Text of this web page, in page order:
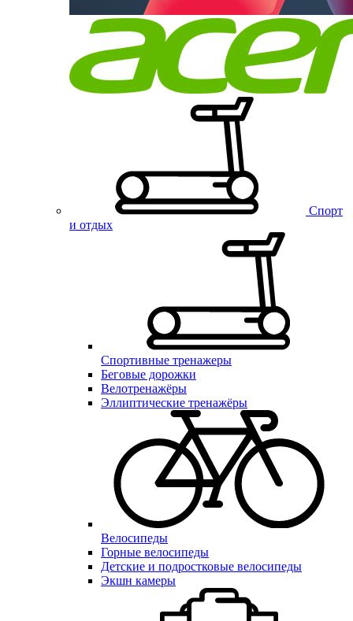
Спорт
и отдых
Спортивные тренажеры
Беговые дорожки
Велотренажёры
Эллиптические тренажёры
Велосипеды
Горные велосипеды
Детские и подростковые велосипеды
Экшн камеры